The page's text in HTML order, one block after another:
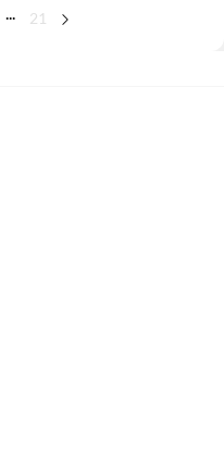
... 21